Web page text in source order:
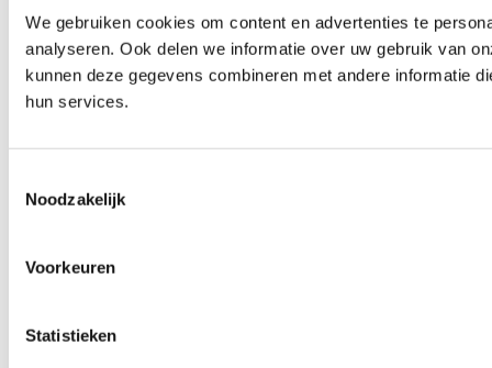
We gebruiken cookies om content en advertenties te
analyseren. Ook delen we informatie over uw gebruik van
kunnen deze gegevens combineren met andere informatie
hun services.
Noodzakelijk
Voorkeuren
Statistieken